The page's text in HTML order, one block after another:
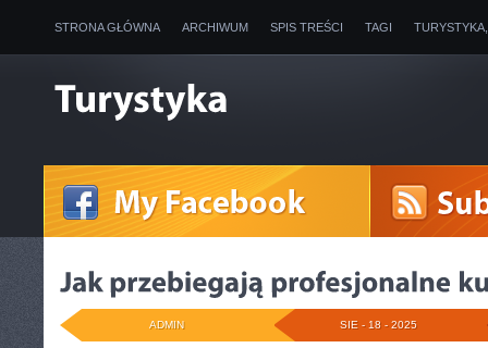
STRONA GŁÓWNA ARCHIWUM SPIS TREŚCI TAGI
SIE - 18 - 2025
ADMIN